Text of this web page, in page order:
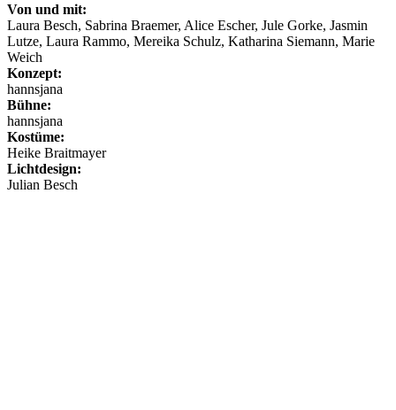
Von und mit:
Laura Besch, Sabrina Braemer, Alice Escher, Jule Gorke, Jasmin
Lutze, Laura Rammo, Mereika Schulz, Katharina Siemann, Marie
Weich
Konzept:
hannsjana
Bühne:
hannsjana
Kostüme:
Heike Braitmayer
Lichtdesign:
Julian Besch